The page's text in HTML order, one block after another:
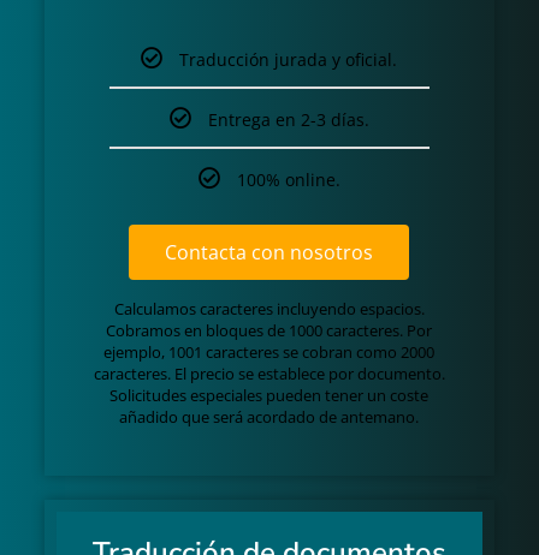
Traducción jurada y oficial.
Entrega en 2-3 días.
100% online.
Contacta con nosotros
Calculamos caracteres incluyendo espacios.
Cobramos en bloques de 1000 caracteres. Por
ejemplo, 1001 caracteres se cobran como 2000
caracteres. El precio se establece por documento.
Solicitudes especiales pueden tener un coste
añadido que será acordado de antemano.